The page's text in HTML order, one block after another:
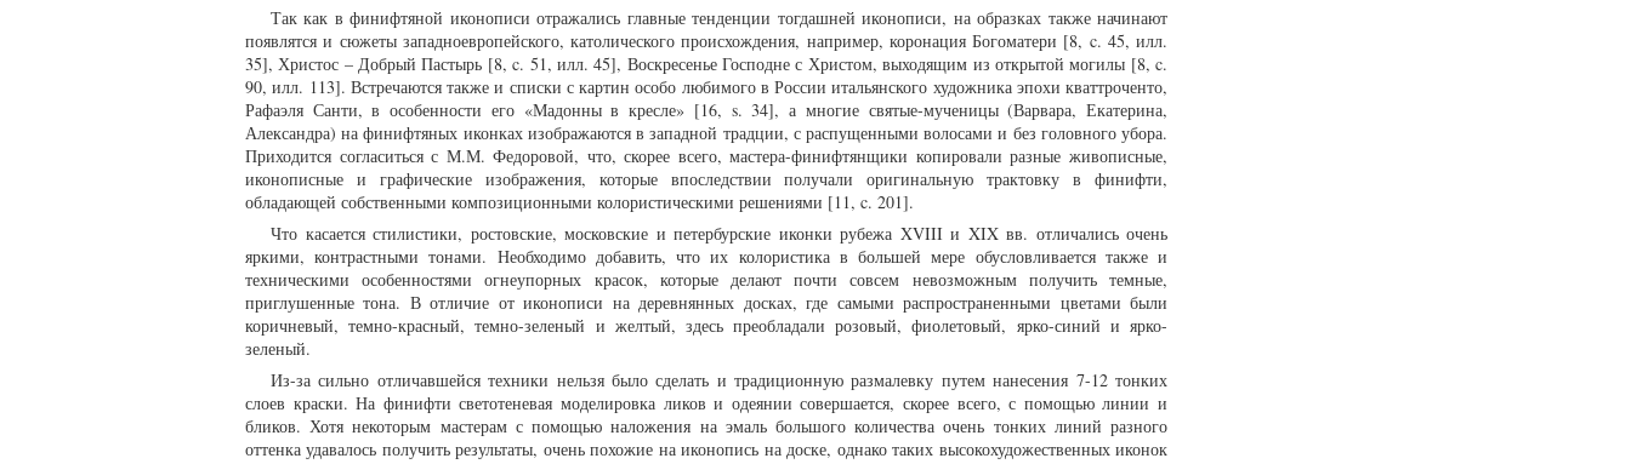
Так как в финифтяной иконописи отражались главные тенденции тогдашней иконописи, на образках также начинают
появлятся и сюжеты западноевропейского, католического происхождения, например, коронация Богоматери [8, c. 45, илл.
35], Христос – Добрый Пастырь [8, c. 51, илл. 45], Воскресенье Господне с Христом, выходящим из открытой могилы [8, c.
90, илл. 113]. Встречаются также и списки с картин особо любимого в России итальянского художника эпохи кваттроченто,
Рафаэля Санти, в особенности его «Мадонны в кресле» [16, s. 34], а многие святые-мученицы (Варвара, Екатерина,
Александра) на финифтяных иконках изображаются в западной традции, с распущенными волосами и без головного убора.
Приходится согласиться с М.М. Федоровой, что, скорее всего, мастера-финифтянщики копировали разные живописные,
иконописные и графические изображения, которые впоследствии получали оригинальную трактовку в финифти,
обладающей собственными композиционными колористическими решениями [11, c. 201].
Что касается стилистики, ростовские, московские и петербурские иконки рубежа XVIII и XIX вв. отличались очень
яркими, контрастными тонами. Необходимо добавить, что их колористика в большей мере обусловливается также и
техническими особенностями огнеупорных красок, которые делают почти совсем невозможным получить темные,
приглушенные тона. В отличие от иконописи на деревнянных досках, где самыми распространенными цветами были
коричневый, темно-красный, темно-зеленый и желтый, здесь преобладали розовый, фиолетовый, ярко-синий и ярко-
зеленый.
Из-за сильно отличавшейся техники нельзя было сделать и традиционную размалевку путем нанесения 7-12 тонких
слоев краски. На финифти светотеневая моделировка ликов и одеянии совершается, скорее всего, с помощью линии и
бликов. Хотя некоторым мастерам с помощью наложения на эмаль большого количества очень тонких линий разного
оттенка удавалось получить результаты, очень похожие на иконопись на доске, однако таких высокохудожественных иконок